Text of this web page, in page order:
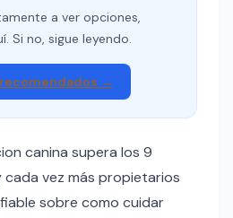
a ver opciones,
Si no, sigue leyendo.
→
canina supera los 9
cada vez más propietarios
sobre como cuidar